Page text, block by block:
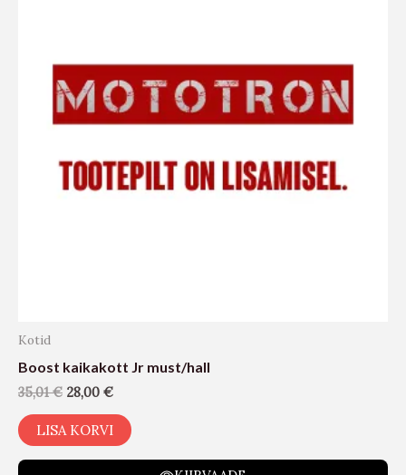
Kotid
Boost kaikakott Jr must/hall
35,01€ 28,00 €
LISA KORVI